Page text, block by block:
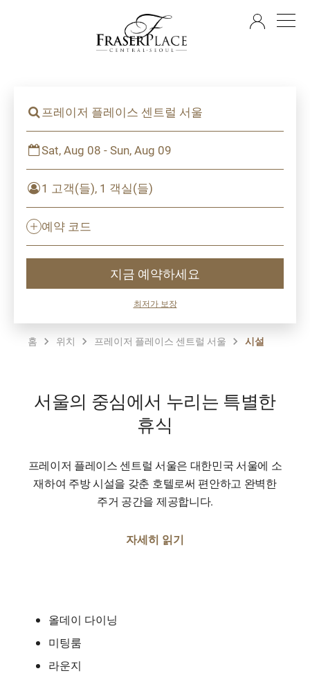
프레이저 플레이스 센트럴 서울
Sat, Aug 08 - Sun, Aug 09
1 고객(들), 1 객실(들)
예약 코드
지금 예약하세요
최저가 보장
홈 위치 프레이저 플레이스 센트럴 서울 시설
서울의 중심에서 누리는 특별한
휴식
프레이저 플레이스 센트럴 서울은 대한민국 서울에 소
재하여 주방 시설을 갖춘 호텔로써 편안하고 완벽한
주거 공간을 제공합니다.
자세히 읽기
올데이 다이닝
미팅룸
라운지